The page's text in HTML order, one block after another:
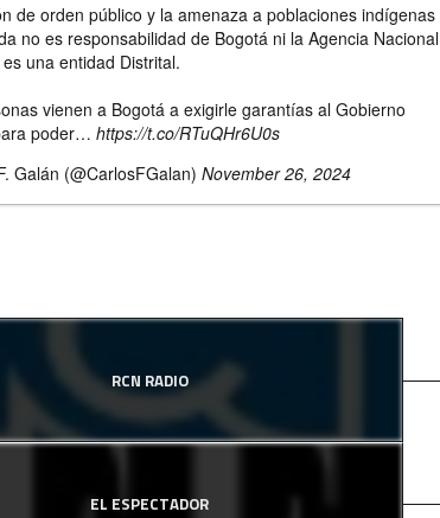
de orden público y la amenaza a poblaciones indígenas
no es responsabilidad de Bogotá ni la Agencia Nacional
una entidad Distrital.
vienen a Bogotá a exigirle garantías al Gobierno
poder… https://t.co/RTuQHr6U0s
Galán (@CarlosFGalan) November 26, 2024
RCN RADIO
EL ESPECTADOR